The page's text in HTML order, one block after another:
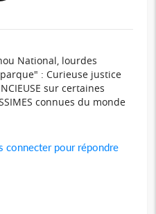
National, lourdes
: Curieuse justice
sur certaines
connues du monde
connecter pour répondre